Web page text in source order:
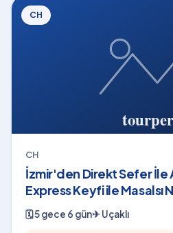
CH
CH
İzmir'den Direkt Sefer İle
Express Keyfi ile Masalsı
🗓5 gece 6 gün✈Uçaklı